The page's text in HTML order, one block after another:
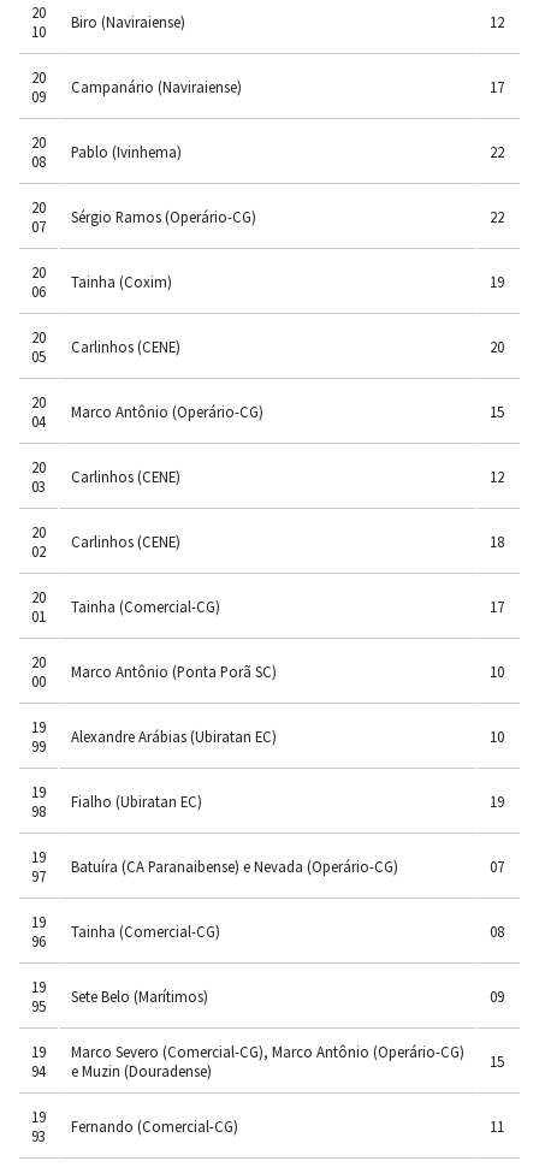
20
10
Biro (Naviraiense) 12
20
09
Campanário (Naviraiense) 17
20
08
Pablo (Ivinhema) 22
20
07
Sérgio Ramos (Operário-CG) 22
20
06
Tainha (Coxim) 19
20
05
Carlinhos (CENE) 20
20
04
Marco Antônio (Operário-CG) 15
20
03
Carlinhos (CENE) 12
20
02
Carlinhos (CENE) 18
20
01
Tainha (Comercial-CG) 17
20
00
Marco Antônio (Ponta Porã SC) 10
19
99
Alexandre Arábias (Ubiratan EC) 10
19
98
Fialho (Ubiratan EC) 19
19
97
Batuíra (CA Paranaibense) e Nevada (Operário-CG) 07
19
96
Tainha (Comercial-CG) 08
19
95
Sete Belo (Marítimos) 09
19
94
Marco Severo (Comercial-CG), Marco Antônio (Operário-CG)
e Muzin (Douradense)
15
19
93
Fernando (Comercial-CG) 11